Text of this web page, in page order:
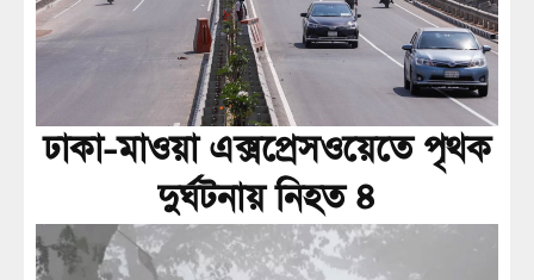
ঢাকা-মাওয়া এক্সপ্রেসওয়েতে পৃথক
দুর্ঘটনায় নিহত ৪